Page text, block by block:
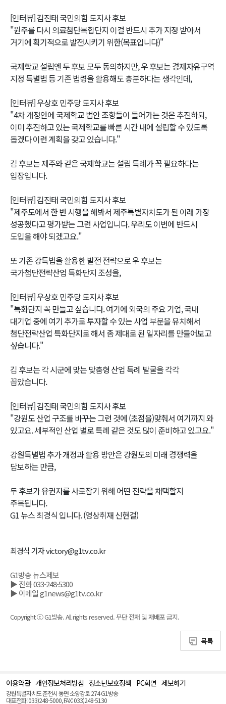
[인터뷰] 김진태 국민의힘 도지사 후보
"원주를 다시 의료첨단복합단지 이걸 반드시 추가 지정 받아서
거기에 획기적으로 발전시키기 위한(목표입니다)"
국제학교 설립엔 두 후보 모두 동의하지만, 우 후보는 경제자유구역
지정 특별법 등 기존 법령을 활용해도 충분하다는 생각인데,
[인터뷰] 우상호 민주당 도지사 후보
"4차 개정안에 국제학교 법안 조항들이 들어가는 것은 추진하되,
이미 추진하고 있는 국제학교를 빠른 시간 내에 설립할 수 있도록
돕겠다 이런 계획을 갖고 있습니다."
김 후보는 제주와 같은 국제학교는 설립 특례가 꼭 필요하다는
입장입니다.
[인터뷰] 김진태 국민의힘 도지사 후보
"제주도에서 한 번 시행을 해봐서 제주특별자치도가 된 이래 가장
성공했다고 평가받는 그런 사업입니다. 우리도 이번에 반드시
도입을 해야 되겠고요."
또 기존 강특법을 활용한 발전 전략으로 우 후보는
국가첨단전략산업 특화단지 조성을,
[인터뷰] 우상호 민주당 도지사 후보
"특화단지 꼭 만들고 싶습니다. 여기에 외국의 주요 기업, 국내
대기업 중에 여기 추가로 투자할 수 있는 사업 부문을 유치해서
첨단전략산업 특화단지로 해서 좀 제대로 된 일자리를 만들어보고
싶습니다."
김 후보는 각 시군에 맞는 맞춤형 산업 특례 발굴을 각각
꼽았습니다.
[인터뷰] 김진태 국민의힘 도지사 후보
"강원도 산업 구조를 바꾸는 그런 것에 (초점을)맞춰서 여기까지 와
있고요. 세부적인 산업 별로 특례 같은 것도 많이 준비하고 있고요."
강원특별법 추가 개정과 활용 방안은 강원도의 미래 경쟁력을
담보하는 만큼,
두 후보가 유권자를 사로잡기 위해 어떤 전략을 채택할지
주목됩니다.
G1 뉴스 최경식 입니다. (영상취재 신현걸)
최경식 기자 victory@g1tv.co.kr
G1방송 뉴스제보
▶ 전화 033-248-5300
▶ 이메일 g1news@g1tv.co.kr
Copyright ⓒ G1방송. All rights reserved. 무단 전재 및 재배포 금지.
목록
이용약관 개인정보처리방침 청소년보호정책 PC화면 제보하기
강원특별자치도 춘천시 동면 소양강로 274 G1방송
대표전화: 033)248-5000, FAX: 033)248-5130